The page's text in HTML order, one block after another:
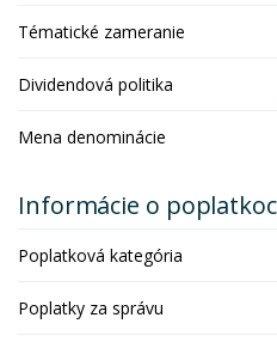
Tématické zameranie
Dividendová politika
Mena denominácie
Informácie o
Poplatková kategória
Poplatky za správu